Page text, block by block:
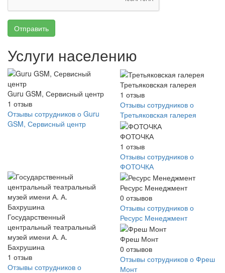
Отправить
Услуги населению
Guru GSM, Сервисный центр
1 отзыв
Отзывы сотрудников о Guru
GSM, Сервисный центр
Третьяковская галерея
1 отзыв
Отзывы сотрудников о
Третьяковская галерея
ФОТОЧКА
1 отзыв
Отзывы сотрудников о
ФОТОЧКА
Государственный
центральный театральный
музей имени А. А.
Бахрушина
1 отзыв
Отзывы сотрудников о
Ресурс Менеджмент
0 отзывов
Отзывы сотрудников о
Ресурс Менеджмент
Фреш Монт
0 отзывов
Отзывы сотрудников о Фреш
Монт